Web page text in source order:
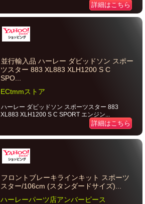
詳細はこちら
並行輸入品 ハーレー ダビッドソン スポー
ツスター 883 XL883 XLH1200 S C
SPO...
ECtmmストア
ハーレー ダビッドソン スポーツスター 883
XL883 XLH1200 S C SPORT エンジン...
詳細はこちら
フロントブレーキラインキット スポーツ
スター/106cm (スタンダードサイズ)...
ハーレーパーツ店アンバーピース